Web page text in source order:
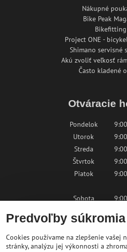
Nákupné
Bike Peak
Bikefitting
Project ONE -
Shimano servisné
Akú zvoliť veľkosť
Často kladené
Otváracie
Pondelok
Utorok
Streda
Štvrtok
Piatok
Sobota
Predvoľby súkromia
Cookies používame na zlepšenie vašej
stránky, analýzu jej výkonnosti a